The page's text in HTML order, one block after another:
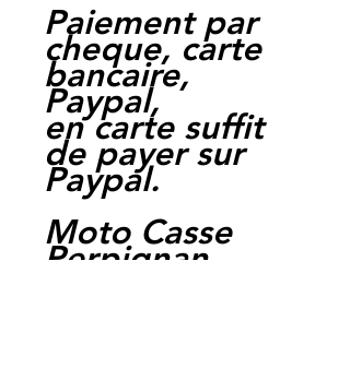
Paiement par
cheque, carte
bancaire,
Paypal,
en carte suffit
de payer sur
Paypal.
Moto Casse
Perpignan